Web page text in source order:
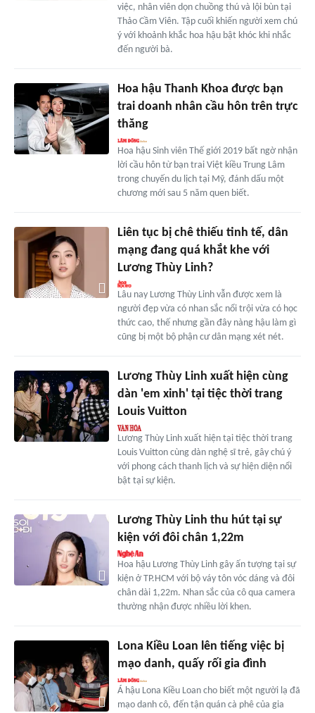
việc, nhân viên dọn chuồng thú và lội bùn tại
Thảo Cầm Viên. Tập cuối khiến người xem chú
ý với khoảnh khắc hoa hậu bật khóc khi nhắc
đến người bà.
Hoa hậu Thanh Khoa được bạn
trai doanh nhân cầu hôn trên trực
thăng
Hoa hậu Sinh viên Thế giới 2019 bất ngờ nhận
lời cầu hôn từ bạn trai Việt kiều Trung Lâm
trong chuyến du lịch tại Mỹ, đánh dấu một
chương mới sau 5 năm quen biết.
Liên tục bị chê thiếu tinh tế, dân
mạng đang quá khắt khe với
Lương Thùy Linh?
Lâu nay Lương Thùy Linh vẫn được xem là
người đẹp vừa có nhan sắc nổi trội vừa có học
thức cao, thế nhưng gần đây nàng hậu làm gì
cũng bị một bộ phận cư dân mạng xét nét.
Lương Thùy Linh xuất hiện cùng
dàn 'em xinh' tại tiệc thời trang
Louis Vuitton
Lương Thùy Linh xuất hiện tại tiệc thời trang
Louis Vuitton cùng dàn nghệ sĩ trẻ, gây chú ý
với phong cách thanh lịch và sự hiện diện nổi
bật tại sự kiện.
Lương Thùy Linh thu hút tại sự
kiện với đôi chân 1,22m
Hoa hậu Lương Thùy Linh gây ấn tượng tại sự
kiện ở TP.HCM với bộ váy tôn vóc dáng và đôi
chân dài 1,22m. Nhan sắc của cô qua camera
thường nhận được nhiều lời khen.
Lona Kiều Loan lên tiếng việc bị
mạo danh, quấy rối gia đình
Á hậu Lona Kiều Loan cho biết một người lạ đã
mạo danh cô, đến tận quán cà phê của gia